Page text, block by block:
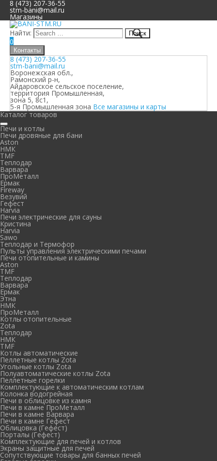
8 (473) 207-36-55
stm-bani@mail.ru
Магазины
Найти:
0
Контакты
8 (473) 207-36-55
stm-bani@mail.ru
Воронежская обл.,
Рамонский р-н,
Айдаровское сельское поселение,
территория Промышленная,
зона 5, 8с1,
5-я Промышленная зона Все магазины и карты
Каталог товаров
Печи и котлы
Печи дровяные для бани
Aston
НМК
TMF
Теплодар
Варвара
ПроМеталл
Ермак
Fireway
Везувий
Гефест
Harvia
Печи электрические для сауны
Кристина
Harvia
Sawo
Теплодар и Термофор
Пульты управления электрическими печами
Печи отопительные и камины
Aston
TMF
Теплодар
Варвара
Ермак
Этна
НМК
ПроМеталл
Котлы отопительные
Zota
Теплодар
НМК
TMF
Котлы автоматические
Пеллетные котлы Zota
Угольные котлы Zota
Полуавтоматические котлы Zota
Пеллетные горелки
Комплектующие к автоматическим котлам
Колонка водогрейная
Печи в облицовке из камня
Печи в камне ПроМеталл
Печи в камне Варвара
Печи в камне Гефест
Облицовка (Гефест)
Порталы (Гефест)
Комплектующие для печей и котлов
Экраны защитные для печей
Сопутствующие товары для банных печей